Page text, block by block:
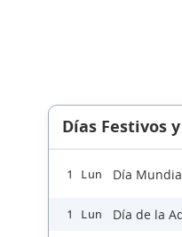
Días Festivos
1 Lun Día
1 Lun Día de la